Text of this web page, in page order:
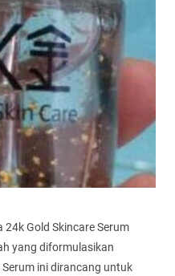
24k Gold Skincare Serum
yang diformulasikan
ini dirancang untuk